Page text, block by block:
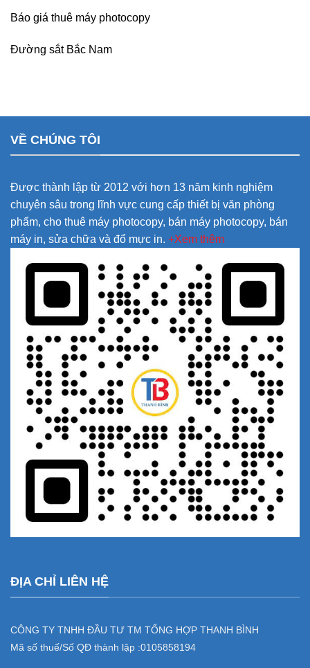
Báo giá thuê máy photocopy
Đường sắt Bắc Nam
VỀ CHÚNG TÔI
Được thành lập từ 2012 với hơn 13 năm kinh nghiệm
chuyên sâu trong lĩnh vực cung cấp thiết bị văn phòng
phẩm, cho thuê máy photocopy, bán máy photocopy, bán
máy in, sửa chữa và đổ mực in. +Xem thêm
ĐỊA CHỈ LIÊN HỆ
CÔNG TY TNHH ĐẦU TƯ TM TỔNG HỢP THANH BÌNH
Mã số thuế/Số QĐ thành lập :0105858194